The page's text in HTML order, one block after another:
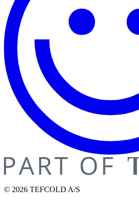
© 2026 TEFCOLD A/S